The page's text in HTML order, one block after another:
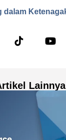
dalam
Lainnya